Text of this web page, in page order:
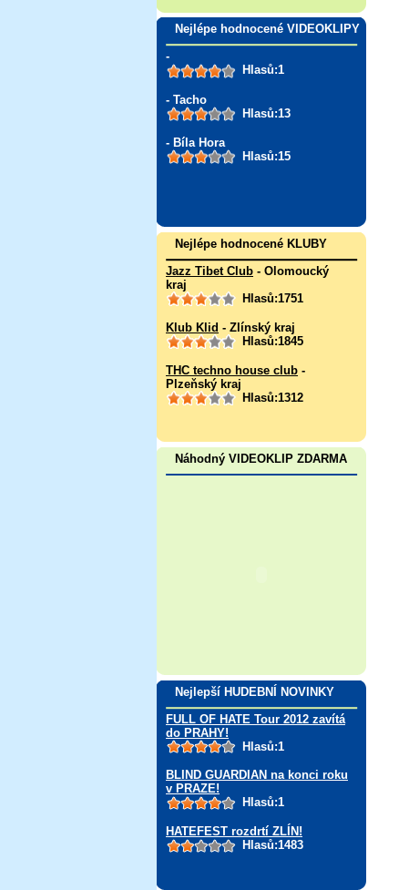
Nejlépe hodnocené VIDEOKLIPY
-
Hlasů:1
- Tacho
Hlasů:13
- Bíla Hora
Hlasů:15
Nejlépe hodnocené KLUBY
Jazz Tibet Club - Olomoucký
kraj
Hlasů:1751
Klub Klid - Zlínský kraj
Hlasů:1845
THC techno house club -
Plzeňský kraj
Hlasů:1312
Náhodný VIDEOKLIP ZDARMA
Nejlepší HUDEBNÍ NOVINKY
FULL OF HATE Tour 2012 zavítá
do PRAHY!
Hlasů:1
BLIND GUARDIAN na konci roku
v PRAZE!
Hlasů:1
HATEFEST rozdrtí ZLÍN!
Hlasů:1483